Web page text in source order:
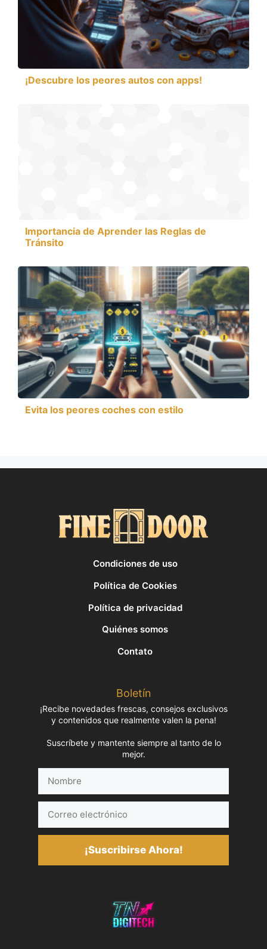
¡Descubre los peores autos con apps!
Importancia de Aprender las Reglas de
Tránsito
Evita los peores coches con estilo
Condiciones de uso
Política de Cookies
Política de privacidad
Quiénes somos
Contato
Boletín
¡Recibe novedades frescas, consejos exclusivos
y contenidos que realmente valen la pena!
Suscríbete y mantente siempre al tanto de lo
mejor.
electrónico
¡Suscribirse Ahora!